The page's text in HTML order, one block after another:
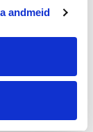
andmeid
oma karjääri